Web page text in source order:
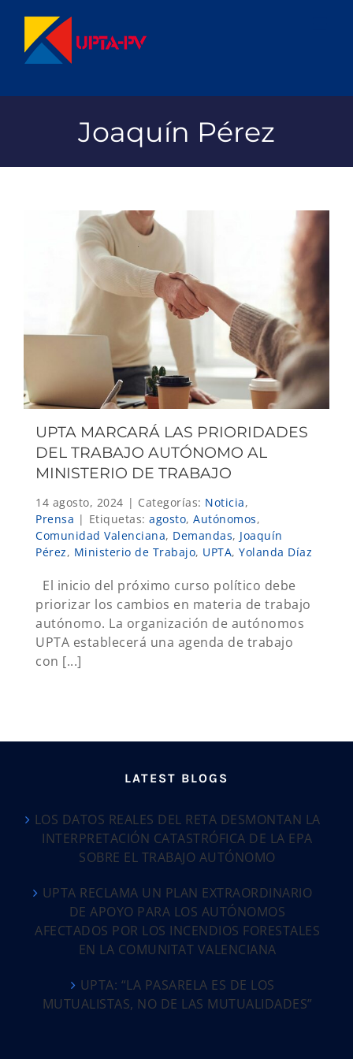
contenido
Joaquín Pérez
UPTA MARCARÁ LAS PRIORIDADES
DEL TRABAJO AUTÓNOMO AL
MINISTERIO DE TRABAJO
14 agosto, 2024 | Categorías: Noticia,
Prensa | Etiquetas: agosto, Autónomos,
Comunidad Valenciana, Demandas, Joaquín
Pérez, Ministerio de Trabajo, UPTA, Yolanda Díaz
El inicio del próximo curso político debe
priorizar los cambios en materia de trabajo
autónomo. La organización de autónomos
UPTA establecerá una agenda de trabajo
con [...]
LATEST BLOGS
LOS DATOS REALES DEL RETA DESMONTAN LA
INTERPRETACIÓN CATASTRÓFICA DE LA EPA
SOBRE EL TRABAJO AUTÓNOMO
UPTA RECLAMA UN PLAN EXTRAORDINARIO
DE APOYO PARA LOS AUTÓNOMOS
AFECTADOS POR LOS INCENDIOS FORESTALES
EN LA COMUNITAT VALENCIANA
UPTA: “LA PASARELA ES DE LOS
MUTUALISTAS, NO DE LAS MUTUALIDADES”